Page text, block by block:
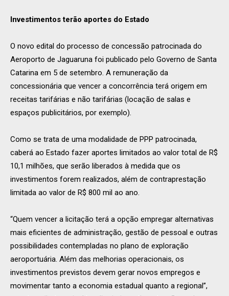
Investimentos terão aportes do Estado
O novo edital do processo de concessão patrocinada do
Aeroporto de Jaguaruna foi publicado pelo Governo de Santa
Catarina em 5 de setembro. A remuneração da
concessionária que vencer a concorrência terá origem em
receitas tarifárias e não tarifárias (locação de salas e
espaços publicitários, por exemplo).
Como se trata de uma modalidade de PPP patrocinada,
caberá ao Estado fazer aportes limitados ao valor total de R$
10,1 milhões, que serão liberados à medida que os
investimentos forem realizados, além de contraprestação
limitada ao valor de R$ 800 mil ao ano.
“Quem vencer a licitação terá a opção empregar alternativas
mais eficientes de administração, gestão de pessoal e outras
possibilidades contempladas no plano de exploração
aeroportuária. Além das melhorias operacionais, os
investimentos previstos devem gerar novos empregos e
movimentar tanto a economia estadual quanto a regional”,